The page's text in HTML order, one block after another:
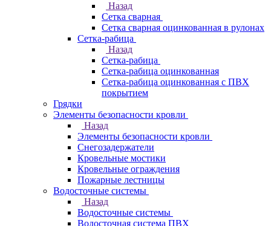
Назад
Сетка сварная
Сетка сварная оцинкованная в рулонах
Сетка-рабица
Назад
Сетка-рабица
Сетка-рабица оцинкованная
Сетка-рабица оцинкованная с ПВХ
покрытием
Грядки
Элементы безопасности кровли
Назад
Элементы безопасности кровли
Снегозадержатели
Кровельные мостики
Кровельные ограждения
Пожарные лестницы
Водосточные системы
Назад
Водосточные системы
Водосточная система ПВХ